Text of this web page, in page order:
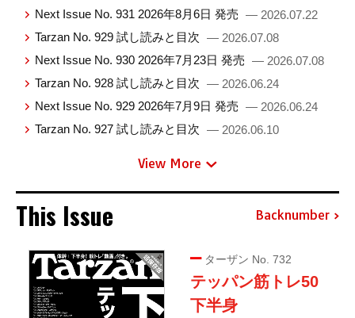
Next Issue No. 931 2026年8月6日 発売 — 2026.07.22
Tarzan No. 929 試し読みと目次 — 2026.07.08
Next Issue No. 930 2026年7月23日 発売 — 2026.07.08
Tarzan No. 928 試し読みと目次 — 2026.06.24
Next Issue No. 929 2026年7月9日 発売 — 2026.06.24
Tarzan No. 927 試し読みと目次 — 2026.06.10
View More
This Issue Backnumber
ターザン No. 732
テッパン筋トレ50
下半身